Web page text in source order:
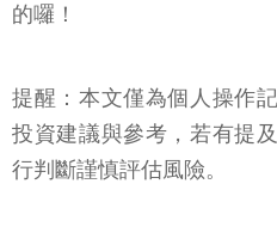
的囉！
提醒：本文僅為個人操作
投資建議與參考，若有提
行判斷謹慎評估風險。